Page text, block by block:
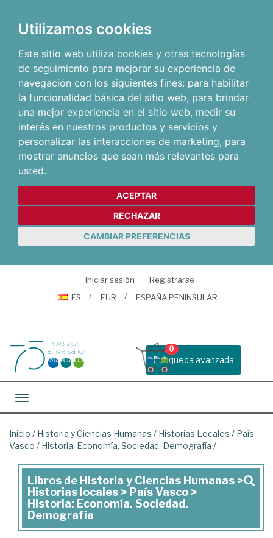
Utilizamos cookies
Este sitio web utiliza cookies y otras tecnologías
de seguimiento para mejorar su experiencia de
navegación con los siguientes fines: para habilitar
la funcionalidad básica del sitio web, para brindar
una mejor experiencia en el sitio web, medir su
interés en nuestros productos y servicios y
personalizar las interacciones de marketing, para
mostrar anuncios que sean más relevantes para
usted.
ACEPTAR
RECHAZAR
CAMBIAR PREFERENCIAS
Iniciar sesión
Registrarse
ES
EUR ESPAÑA PENINSULAR
Busqueda avanzada
0
Toggle navigation
Inicio / Historia y Ciencias Humanas / Historias Locales / País
Vasco / Historia: Economía. Sociedad. Demografía /
Libros
de
Historia
Libros de Historia y Ciencias Humanas >
Historias locales > País Vasco >
Historia: Economía. Sociedad.
Demografía